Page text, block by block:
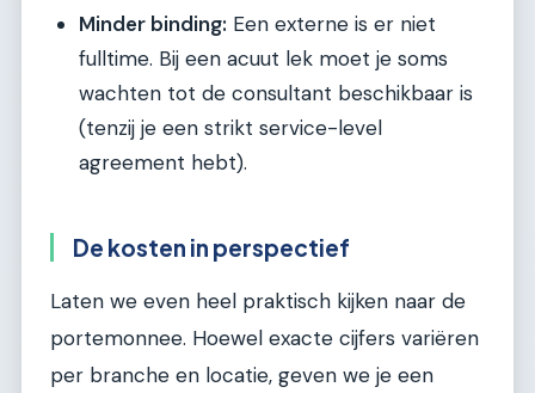
Minder binding: Een externe is er niet
fulltime. Bij een acuut lek moet je soms
wachten tot de consultant beschikbaar is
(tenzij je een strikt service-level
agreement hebt).
De kosten in perspectief
Laten we even heel praktisch kijken naar de
portemonnee. Hoewel exacte cijfers variëren
per branche en locatie, geven we je een